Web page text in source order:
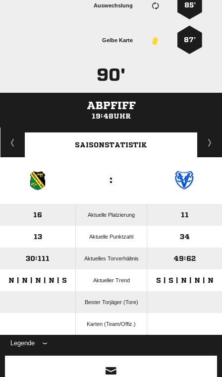
85’
Auswechslung
87’
Gelbe Karte
90'
ABPFIFF
19:48UHR
ANZEIGE
SAISONSTATISTIK
:
16 Aktuelle Platzierung 11
13 Aktuelle Punktzahl 34
30:111 Aktuelles Torverhältnis 49:62
N | N | N | N | S Aktueller Trend S | S | N | N | N
Bester Torjäger (Tore)
Karten (Team/Offiz.)
Legende
ANZEIGE